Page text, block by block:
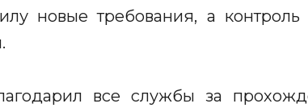
новые требования, а
все службы за